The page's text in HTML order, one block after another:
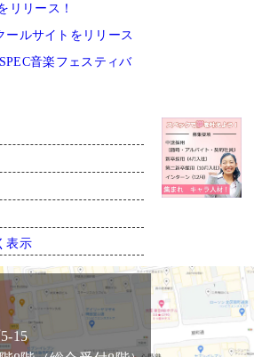
リリース！
ールサイトをリリース
音楽フェスティバ
表示
15